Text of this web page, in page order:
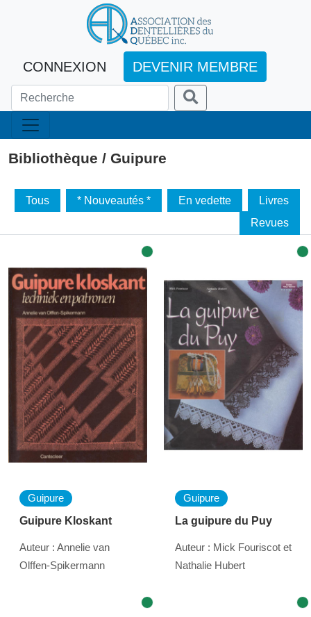
CONNEXION DEVENIR MEMBRE
Bibliothèque / Guipure
Tous * Nouveautés * En vedette
Livres
Revues
Guipure
Guipure Kloskant
Auteur : Annelie van
Olffen-Spikermann
Guipure
La guipure du Puy
Auteur : Mick Fouriscot et
Nathalie Hubert